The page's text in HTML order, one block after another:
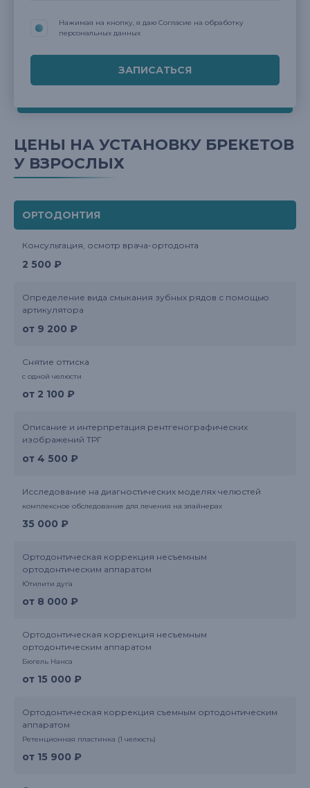
Нажимая на кнопку, я даю Согласие на обработку
персональных данных
ЦЕНЫ НА УСТАНОВКУ БРЕКЕТОВ
У ВЗРОСЛЫХ
ОРТОДОНТИЯ
Консультация, осмотр врача-ортодонта
2 500 ₽
Определение вида смыкания зубных рядов с помощью
артикулятора
от 9 200 ₽
Снятие оттиска
с одной челюсти
от 2 100 ₽
Описание и интерпретация рентгенографических
изображений ТРГ
от 4 500 ₽
Исследование на диагностических моделях челюстей
комплексное обследование для лечения на элайнерах
35 000 ₽
Ортодонтическая коррекция несъемным
ортодонтическим аппаратом
Ютилити дуга
от 8 000 ₽
Ортодонтическая коррекция несъемным
ортодонтическим аппаратом
Бюгель Нанса
от 15 000 ₽
Ортодонтическая коррекция съемным ортодонтическим
аппаратом
Ретенционная пластинка (1 челюсть)
от 15 900 ₽